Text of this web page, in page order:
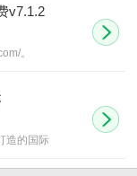
v7.1.2
。
造的国际